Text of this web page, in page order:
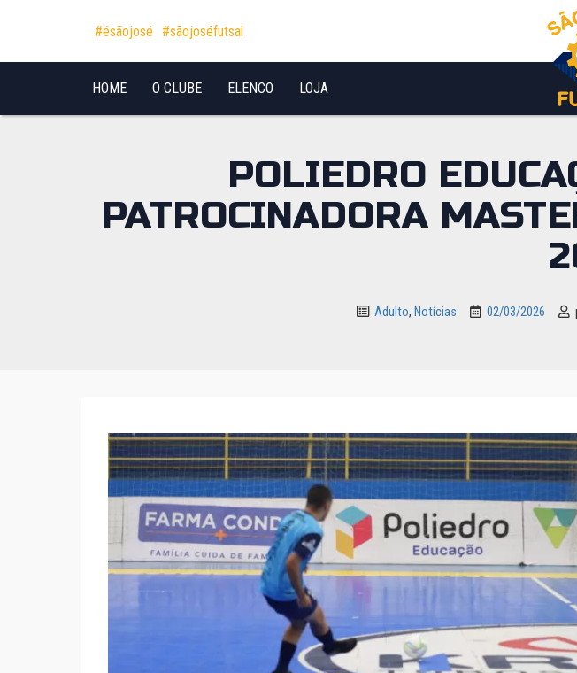
Pular para o conteúdo
#ésãojosé #sãojoséfutsal
HOME O CLUBE ELENCO LOJA
POLIEDRO
PATROCINADORA
Adulto, Notícias 02/03/2026